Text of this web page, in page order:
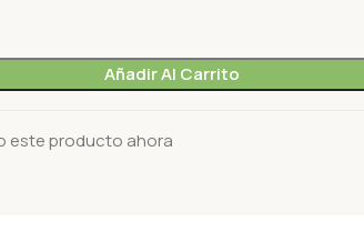
Añadir Al Carrito
este producto ahora